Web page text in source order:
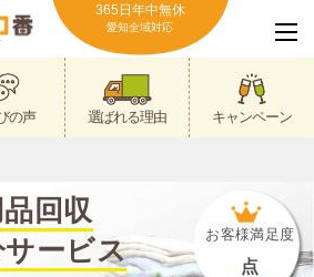
365日年中無休
愛知全域対応
の声 選ばれる理由 キャンペーン
回収
ービス
お客様満足度
点